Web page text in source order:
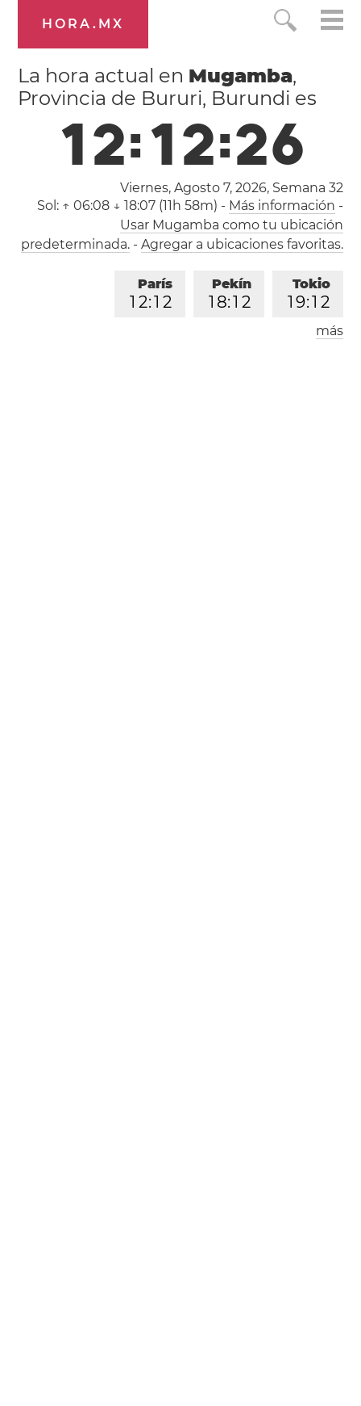
HORA.MX
La hora actual en Mugamba,
Provincia de Bururi, Burundi es
12:12:27
Viernes, Agosto 7, 2026, Semana 32
Sol: ↑ 06:08 ↓ 18:07 (11h 58m) - Más información -
Usar Mugamba como tu ubicación
predeterminada.- Agregar a ubicaciones favoritas.
Tokio
1 9:1 2
Pekín
1 8:1 2
París
1 2:1 2
Londres
más